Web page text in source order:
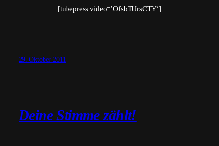
[tubepress video=’OfsbTUrsCTY‘]
29. Oktober 2011
Deine Stimme zählt!